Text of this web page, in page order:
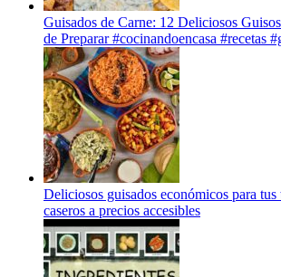
Guisados de Carne: 12 Deliciosos
de Preparar #cocinandoencasa #recetas
Deliciosos guisados económicos para tus
caseros a precios accesibles